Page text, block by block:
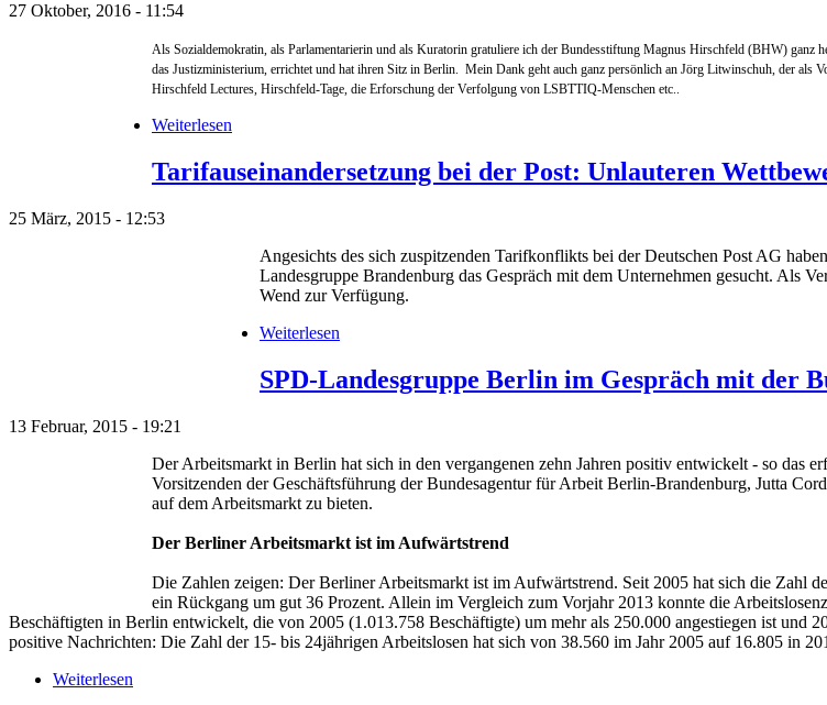
27 Oktober, 2016 - 11:54
Als Sozialdemokratin, als Parlamentarierin und als Kuratorin gratuliere ich der Bundesstiftung Magnus Hirschfeld (BHW)
das Justizministerium, errichtet und hat ihren Sitz in Berlin. Mein Dank geht auch ganz persönlich an Jörg Litwinschuh, der als
Hirschfeld Lectures, Hirschfeld-Tage, die Erforschung der Verfolgung von LSBTTIQ-Menschen etc..
Weiterlesen
Tarifauseinandersetzung bei der Post: Unlauteren
25 März, 2015 - 12:53
Angesichts des sich zuspitzenden Tarifkonflikts bei der Deutschen Post AG
Landesgruppe Brandenburg das Gespräch mit dem Unternehmen gesucht. Als
Wend zur Verfügung.
Weiterlesen
SPD-Landesgruppe Berlin im Gespräch mit der
13 Februar, 2015 - 19:21
Der Arbeitsmarkt in Berlin hat sich in den vergangenen zehn Jahren positiv entwickelt - so das
Vorsitzenden der Geschäftsführung der Bundesagentur für Arbeit Berlin-Brandenburg, Jutta
auf dem Arbeitsmarkt zu bieten.
Der Berliner Arbeitsmarkt ist im Aufwärtstrend
Die Zahlen zeigen: Der Berliner Arbeitsmarkt ist im Aufwärtstrend. Seit 2005 hat sich die Zahl
ein Rückgang um gut 36 Prozent. Allein im Vergleich zum Vorjahr 2013 konnte die
Beschäftigten in Berlin entwickelt, die von 2005 (1.013.758 Beschäftigte) um mehr als 250.000 angestiegen ist
positive Nachrichten: Die Zahl der 15- bis 24jährigen Arbeitslosen hat sich von 38.560 im Jahr 2005 auf 16.805 in
Weiterlesen